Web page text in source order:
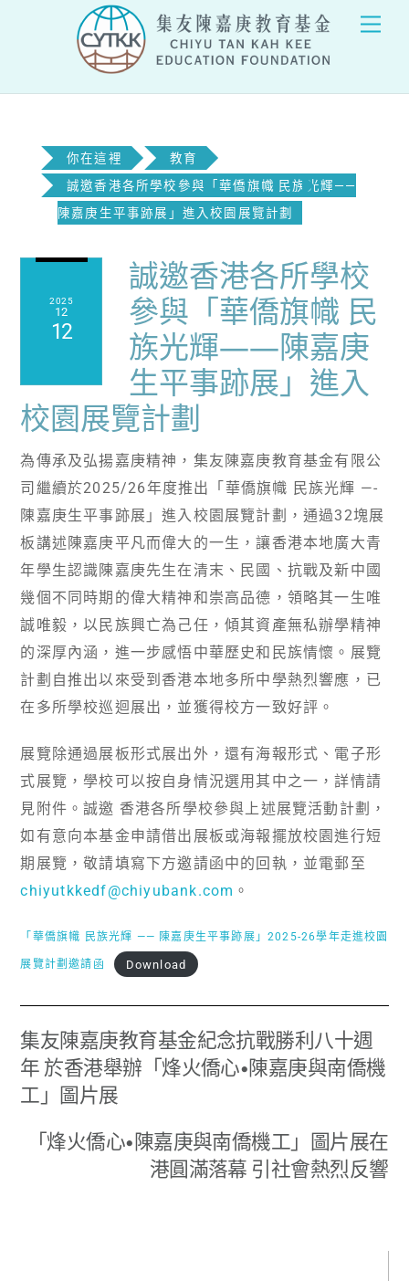
你在這裡
教育
誠邀香港各所學校參與「華僑旗幟 民族光輝——
陳嘉庚生平事跡展」進入校園展覽計劃
2025
12
12
誠邀香港各所學校
參與「華僑旗幟 民
族光輝——陳嘉庚
生平事跡展」進入
校園展覽計劃
為傳承及弘揚嘉庚精神，集友陳嘉庚教育基金有限公
司繼續於2025/26年度推出「華僑旗幟 民族光輝 —-
陳嘉庚生平事跡展」進入校園展覽計劃，通過32塊展
板講述陳嘉庚平凡而偉大的一生，讓香港本地廣大青
年學生認識陳嘉庚先生在清末、民國、抗戰及新中國
幾個不同時期的偉大精神和崇高品德，領略其一生唯
誠唯毅，以民族興亡為己任，傾其資產無私辦學精神
的深厚內涵，進一步感悟中華歷史和民族情懷。展覽
計劃自推出以來受到香港本地多所中學熱烈響應，已
在多所學校巡迴展出，並獲得校方一致好評。
展覽除通過展板形式展出外，還有海報形式、電子形
式展覽，學校可以按自身情況選用其中之一，詳情請
見附件。誠邀 香港各所學校參與上述展覽活動計劃，
如有意向本基金申請借出展板或海報擺放校園進行短
期展覽，敬請填寫下方邀請函中的回執，並電郵至
chiyutkkedf@chiyubank.com 。
「華僑旗幟 民族光輝 —— 陳嘉庚生平事跡展」2025-26學年走進校園
展覽計劃邀請函 Download
集友陳嘉庚教育基金紀念抗戰勝利八十週
年 於香港舉辦「烽火僑心•陳嘉庚與南僑機
工」圖片展
「烽火僑心•陳嘉庚與南僑機工」圖片展在
港圓滿落幕 引社會熱烈反響